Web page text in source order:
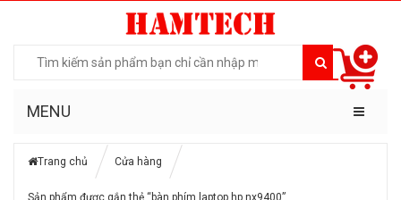
MENU
Trang chủ Cửa hàng
Sản phẩm được gắn thẻ “bàn phím laptop hp nx9400”